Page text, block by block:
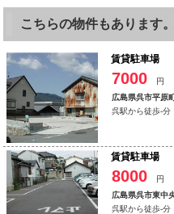
こちらの物件もあります。
賃貸駐車場
7000
円
広島県呉市平原
呉駅から徒歩-分
賃貸駐車場
8000
円
広島県呉市東中
呉駅から徒歩-分